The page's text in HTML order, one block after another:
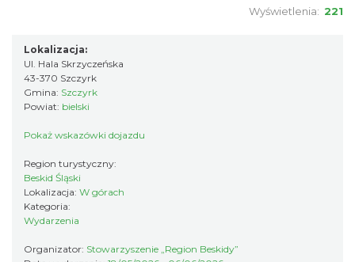
Koncert orkiestry dętej „Echo Adwentu”
9.38 km
Wyświetlenia: 221
Lokalizacja:
Ul. Hala Skrzyczeńska
43-370 Szczyrk
Gmina: Szczyrk
Powiat: bielski
Pokaż wskazówki dojazdu
Region turystyczny:
Beskid Śląski
Lokalizacja: W górach
Kategoria:
Wydarzenia
Organizator: Stowarzyszenie „Region Beskidy”